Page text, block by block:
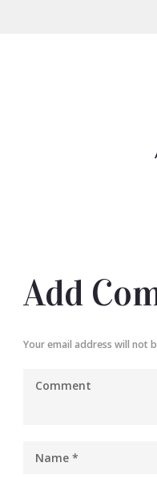
Add
Your email address will not